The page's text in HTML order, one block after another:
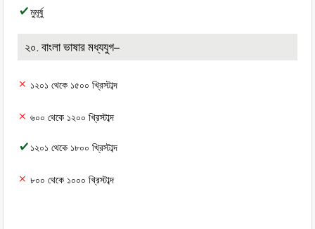
মুমূর্ষু
২০. বাংলা ভাষার মধ্যযুগ–
১২০১ থেকে ১৫০০ খ্রিস্টাব্দ
৬০০ থেকে ১২০০ খ্রিস্টাব্দ
১২০১ থেকে ১৮০০ খ্রিস্টাব্দ
৮০০ থেকে ১০০০ খ্রিস্টাব্দ